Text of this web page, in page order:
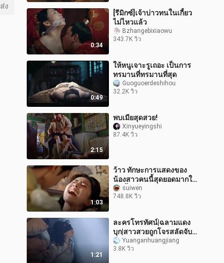
0:34
[รีมิกซ์]เจ้าบ่าวทนในเกี้ยว
ไม่ไหวแล้ว
Bzhangebixiaowu
343.7K วิว
0:49
ให้หนูเจาะรูเถอะ เป็นการ
ทรมานที่ทรมานที่สุด
Guoguoerdeshihou
32.2K วิว
2:15
พบเมียสุดสวย!
Xinyueyingshi
87.4K วิว
1:03
ว้าว ทักษะการแสดงของ
น้องสาวคนนี้สุดยอดมากใน
คืนนี้!! เธอแสดงได้สุดยอด
จริงๆ!! ฉากร้องไห้ที่กินใจ
suiwen
748.8K วิว
1:21
ละครโทรทัศน์|ฉลามแดง
บุก|สาวสวยถูกโจรสลัดจับ
ตัว Yuanganhuangjiang
3.8K วิว
ส่ง